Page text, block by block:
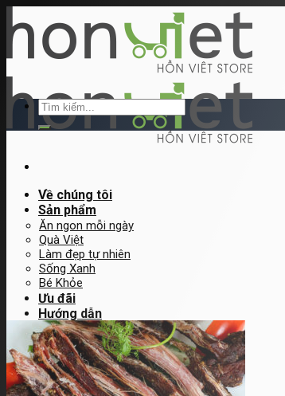
to
content
Về chúng tôi
Sản phẩm
Ăn ngon mỗi ngày
Quà Việt
Làm đẹp tự nhiên
Sống Xanh
Bé Khỏe
Ưu đãi
Hướng dẫn
Hướng dẫn đặt hàng
Đăng ký bán hàng
Hình thức thanh toán
Chương trình thành viên
Liên hệ
Tìm
kiếm: